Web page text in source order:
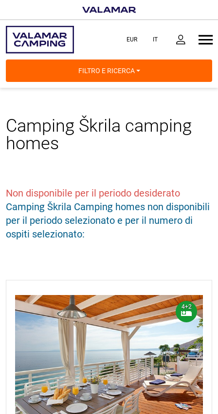
FILTRO E RICERCA
Camping Škrila camping
homes
Non disponibile per il periodo desiderato
Camping Škrila Camping homes non disponibili
per il periodo selezionato e per il numero di
ospiti selezionato:
4+2